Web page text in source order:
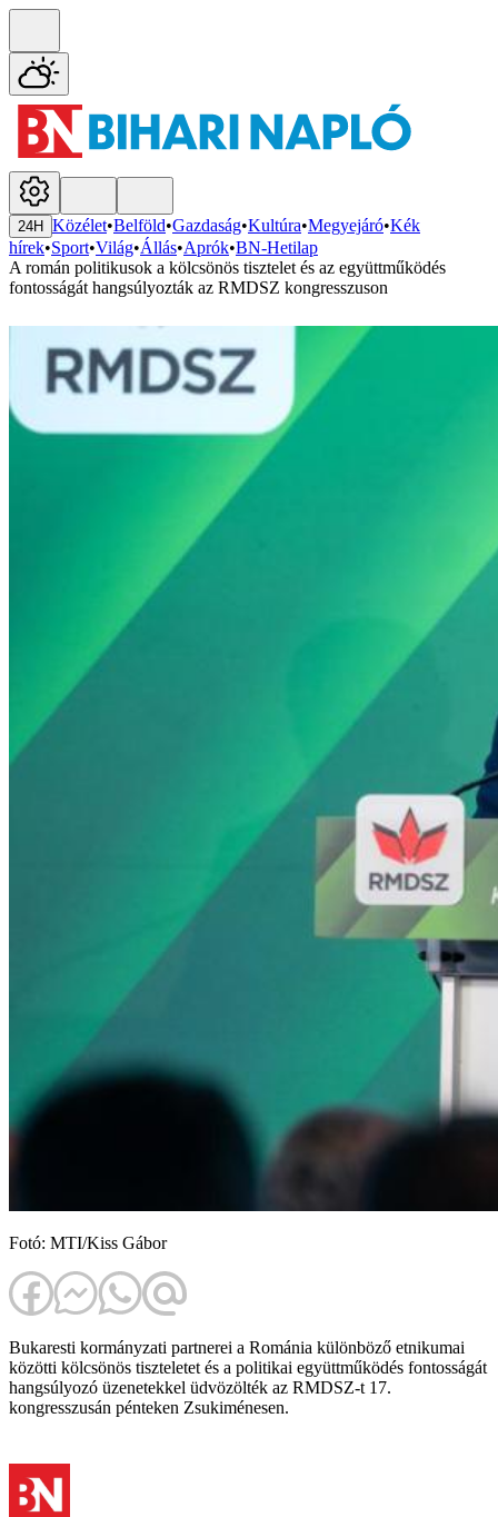
24H Közélet•Belföld•Gazdaság•Kultúra•Megyejáró•Kék
hírek•Sport•Világ•Állás•Aprók•BN-Hetilap
A román politikusok a kölcsönös tisztelet és az együttműködés
fontosságát hangsúlyozták az RMDSZ kongresszuson
Fotó: MTI/Kiss Gábor
Bukaresti kormányzati partnerei a Románia különböző etnikumai
közötti kölcsönös tiszteletet és a politikai együttműködés fontosságát
hangsúlyozó üzenetekkel üdvözölték az RMDSZ-t 17.
kongresszusán pénteken Zsukiménesen.